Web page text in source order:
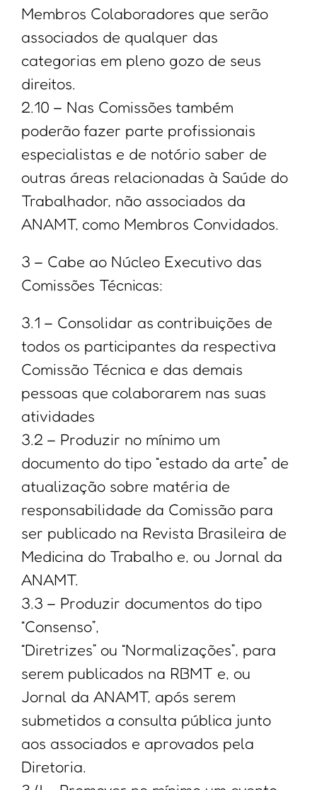
Membros Colaboradores que serão
associados de qualquer das
categorias em pleno gozo de seus
direitos.
2.10 – Nas Comissões também
poderão fazer parte profissionais
especialistas e de notório saber de
outras áreas relacionadas à Saúde do
Trabalhador, não associados da
ANAMT, como Membros Convidados.
3 – Cabe ao Núcleo Executivo das
Comissões Técnicas:
3.1 – Consolidar as contribuições de
todos os participantes da respectiva
Comissão Técnica e das demais
pessoas que colaborarem nas suas
atividades
3.2 – Produzir no mínimo um
documento do tipo “estado da arte” de
atualização sobre matéria de
responsabilidade da Comissão para
ser publicado na Revista Brasileira de
Medicina do Trabalho e, ou Jornal da
ANAMT.
3.3 – Produzir documentos do tipo
“Consenso”,
“Diretrizes” ou “Normalizações”, para
serem publicados na RBMT e, ou
Jornal da ANAMT, após serem
submetidos a consulta pública junto
aos associados e aprovados pela
Diretoria.